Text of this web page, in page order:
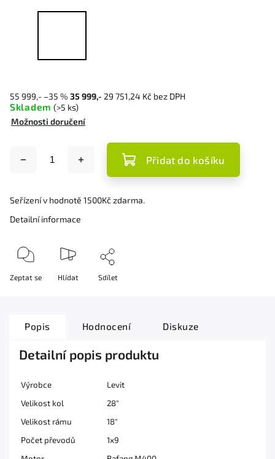
55 999,- –35 % 35 999,- 29 751,24 Kč bez DPH
Skladem (>5 ks)
Možnosti doručení
Přidat do košíku
Seřízení v hodnotě 1500Kč zdarma.
Detailní informace
Zeptat se Hlídat Sdílet
Popis Hodnocení Diskuze
Detailní popis produktu
Výrobce
Levit
Velikost kol
28"
Velikost rámu
18"
Počet převodů
1x9